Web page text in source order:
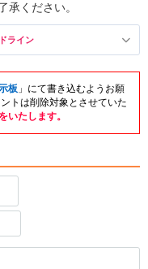
承ください。
ライン
コメント削除や書き込
じめご了承ください。
投稿
シーを侵害する投
こと
容の投稿
板 」にて書き込むようお願
トは削除対象とさせていた
いたします。